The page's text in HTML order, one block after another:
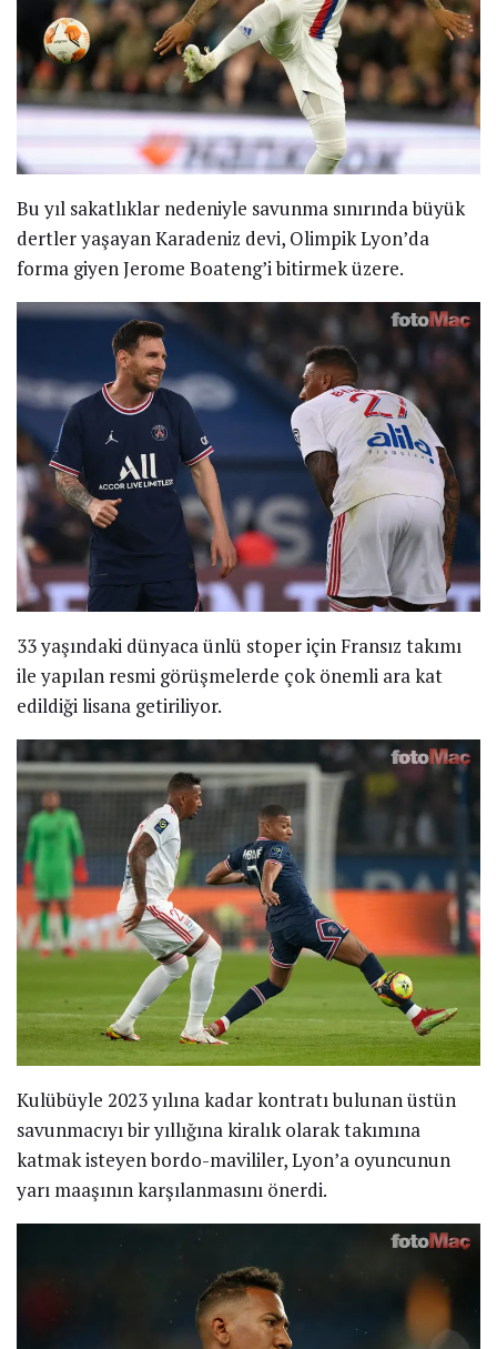
Bu yıl sakatlıklar nedeniyle savunma sınırında büyük
dertler yaşayan Karadeniz devi, Olimpik Lyon’da
forma giyen Jerome Boateng’i bitirmek üzere.
33 yaşındaki dünyaca ünlü stoper için Fransız takımı
ile yapılan resmi görüşmelerde çok önemli ara kat
edildiği lisana getiriliyor.
Kulübüyle 2023 yılına kadar kontratı bulunan üstün
savunmacıyı bir yıllığına kiralık olarak takımına
katmak isteyen bordo-mavililer, Lyon’a oyuncunun
yarı maaşının karşılanmasını önerdi.